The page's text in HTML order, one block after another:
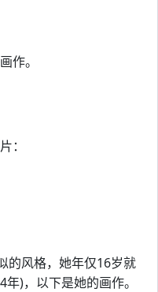
作。
：
的风格，她年仅16岁就
)，以下是她的画作。